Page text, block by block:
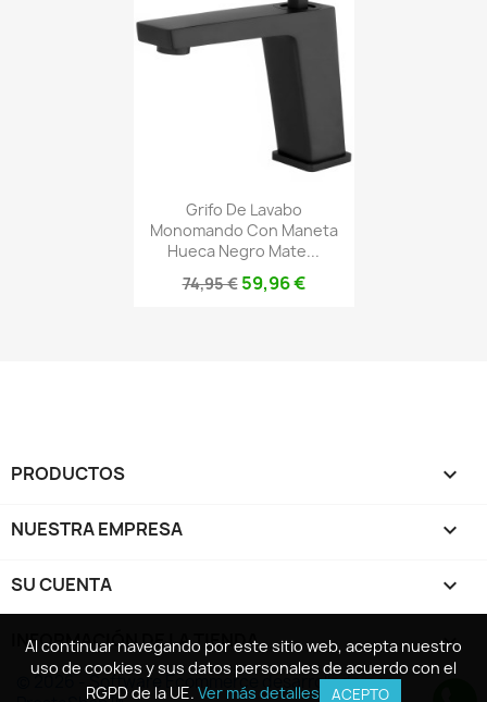
Al continuar navegando por este sitio web, acepta nuestro
uso de cookies y sus datos personales de acuerdo con el
RGPD de la UE. Ver más detalles ACEPTO
Grifo De Lavabo
Monomando Con Maneta
Hueca Negro Mate...
74,95 € 59,96 €
PRODUCTOS 
NUESTRA EMPRESA 
SU CUENTA 
INFORMACIÓN DE LA TIENDA keyboard_arrow_down
Al continuar navegando por este sitio web, acepta nuestro
uso de cookies y sus datos personales de acuerdo con el
RGPD de la UE. Ver más detalles ACEPTO
© 2026 - Software Ecommerce desarrollado por